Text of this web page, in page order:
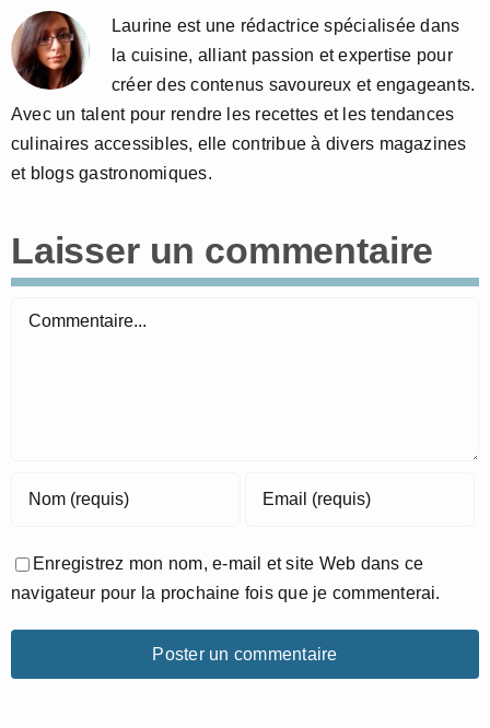
Laurine est une rédactrice spécialisée dans
la cuisine, alliant passion et expertise pour
créer des contenus savoureux et engageants.
Avec un talent pour rendre les recettes et les tendances
culinaires accessibles, elle contribue à divers magazines
et blogs gastronomiques.
Laisser un commentaire
Commentaire
Enregistrez mon nom, e-mail et site Web dans ce
navigateur pour la prochaine fois que je commenterai.